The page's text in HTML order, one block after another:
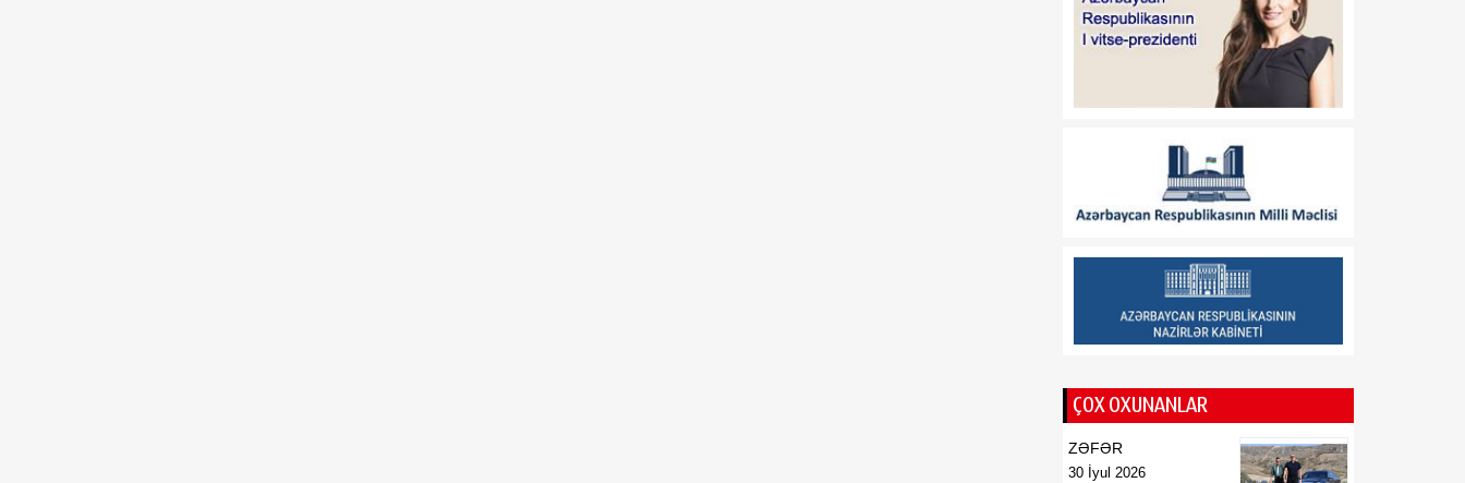
Azərbaycanın zəfər
diplomatiyasında yeni
08 Avqust
Prezidentin Mətbuat
13:03
Vaşinqton görüşü sülh
prosesinin və ABŞ ilə
dönüş nöqtəsidir
08 Avqust
razılaşmaları Cənubi
rolunu oynayır
ÇOX OXUNANLAR
ZƏFƏR
30 İyul 2026